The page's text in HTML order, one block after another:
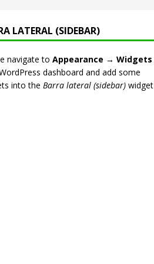
LATERAL (SIDEBAR)
navigate to Appearance → Widgets
dashboard and add some
into the Barra lateral (sidebar)widget